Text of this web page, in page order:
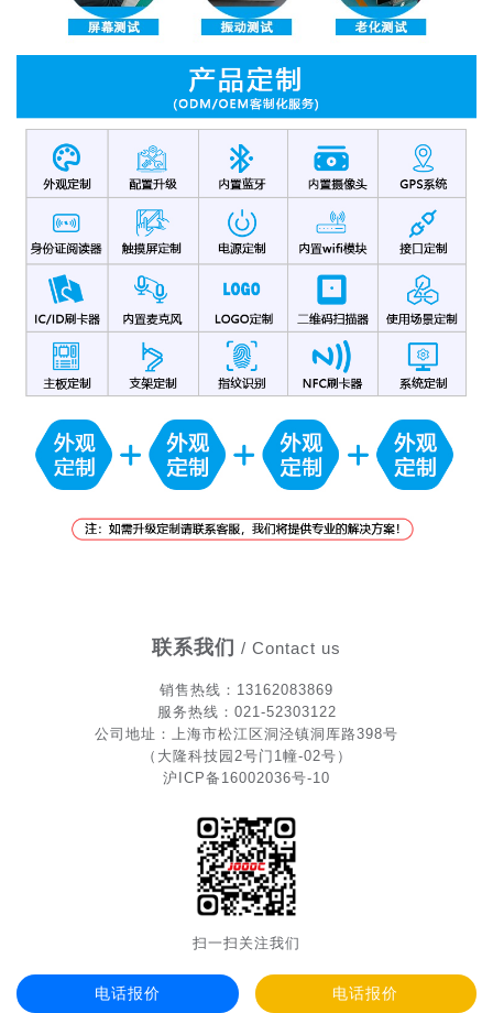
联系我们 / Contact us
销售热线 ：13162083869
服务热线：021-52303122
公司地址：上海市松江区洞泾镇洞厍路398号
（大隆科技园2号门1幢-02号）
沪ICP备16002036号-10
扫一扫关注我们
电话报价 电话报价